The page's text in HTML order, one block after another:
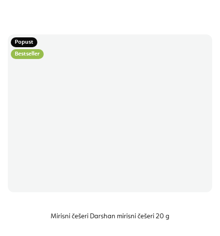
Popust
Bestseller
Mirisni češeri Darshan mirisni češeri 20 g